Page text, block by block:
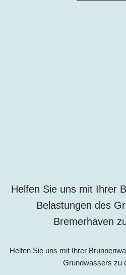
Helfen Sie uns mit Ihrer
Belastungen des
Bremerhaven
Helfen Sie uns mit Ihrer
Grundwassers zu